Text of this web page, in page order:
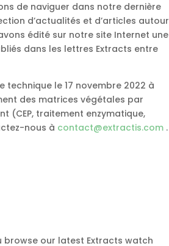
de naviguer dans notre dernière
d’actualités et d’articles autour
édité sur notre site Internet une
dans les lettres Extracts entre
technique le 17 novembre 2022 à
des matrices végétales par
(CEP, traitement enzymatique,
nous à contact@extractis.com .
browse our latest Extracts watch